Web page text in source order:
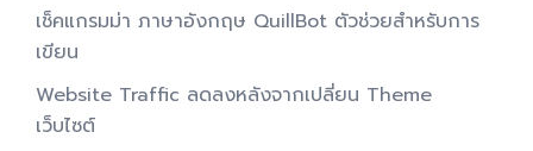
เช็คแกรมม่า ภาษาอังกฤษ QuillBot ตัวช่วยสำหรับการ
เขียน
Website Traffic ลดลงหลังจากเปลี่ยน Theme
เว็บไซต์